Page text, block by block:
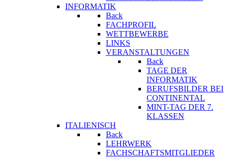
INFORMATIK
Back
FACHPROFIL
WETTBEWERBE
LINKS
VERANSTALTUNGEN
Back
TAGE DER
INFORMATIK
BERUFSBILDER BEI
CONTINENTAL
MINT-TAG DER 7.
KLASSEN
ITALIENISCH
Back
LEHRWERK
FACHSCHAFTSMITGLIEDER